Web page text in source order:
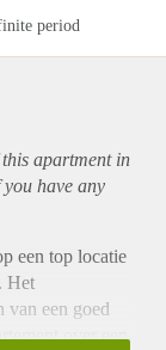
period
apartmentin
have any
een top locatie
Het
van een goed
over een